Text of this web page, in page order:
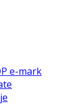
e-mark